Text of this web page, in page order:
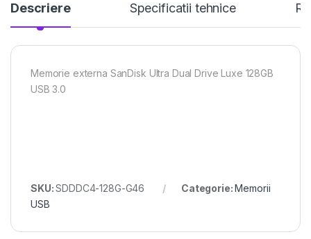
Descriere Specificatii tehnice
Memorie externa SanDisk Ultra Dual Drive Luxe 128GB
USB 3.0
SKU:SDDDC4-128G-G46 Categorie:Memorii
USB